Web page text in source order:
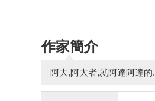
作家簡介
阿大,阿大者,就阿達阿達